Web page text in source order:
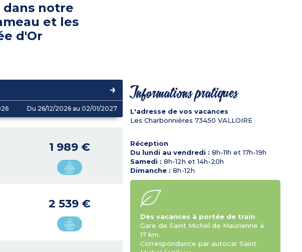
dans notre
et les
d'Or
Du 26/12/2026 au 02/01/2027
1 989 €
2 539 €
Informations pratiques
L'adresse de vos vacances
Les Charbonnières 73450 VALLOIRE
Réception
Du lundi au vendredi : 8h-11h et 17h-19h
Samedi : 8h-12h et 14h-20h
Dimanche : 8h-12h
Des vacances à portée de train
Gare de Saint Michel de Maurienne à
17 km.
Correspondance par autocar Saint